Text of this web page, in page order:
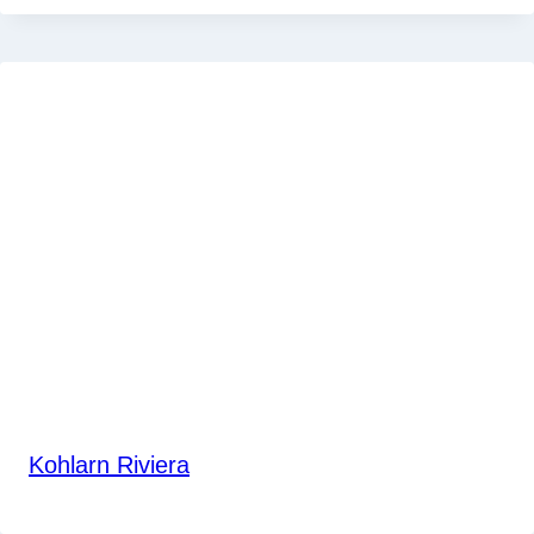
Kohlarn Riviera